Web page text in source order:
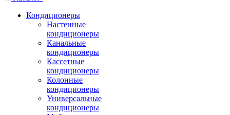
Кондиционеры
Настенные
кондиционеры
Канальные
кондиционеры
Кассетные
кондиционеры
Колонные
кондиционеры
Универсальные
кондиционеры